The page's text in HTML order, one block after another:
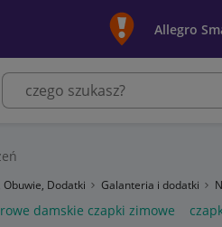
Allegro
Obuwie, Dodatki Galanteria i dodatki
damskie czapki zimowe